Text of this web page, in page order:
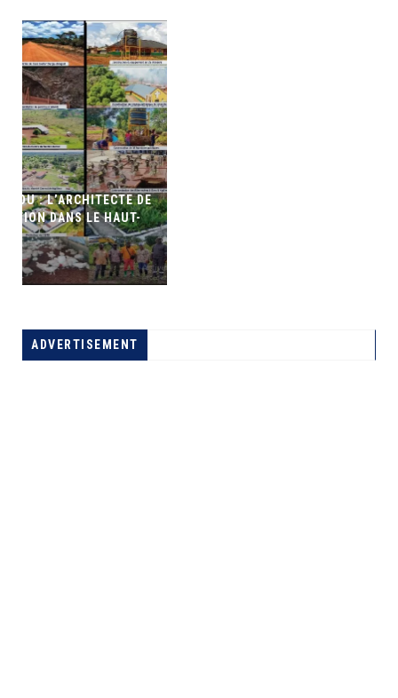
DIDI MANARA OUVRE L’ATELIER D’ÉCHANGES ENTRE LA
CENI ET LE CONSEIL SUPÉRIEUR DE LA MAGISTRATURE
A LA UNE
ADVERTISEMENT